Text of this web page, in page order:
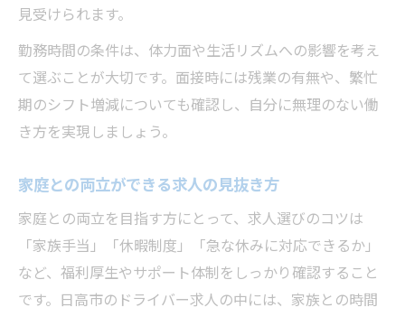
見受けられます。
勤務時間の条件は、体力面や生活リズムへの影響を考え
て選ぶことが大切です。面接時には残業の有無や、繁忙
期のシフト増減についても確認し、自分に無理のない働
き方を実現しましょう。
家庭との両立ができる求人の見抜き方
家庭との両立を目指す方にとって、求人選びのコツは
「家族手当」「休暇制度」「急な休みに対応できるか」
など、福利厚生やサポート体制をしっかり確認すること
です。日高市のドライバー求人の中には、家族との時間